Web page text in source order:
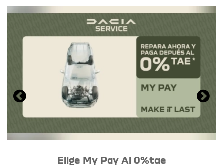
Elige My Pay Al 0%tae